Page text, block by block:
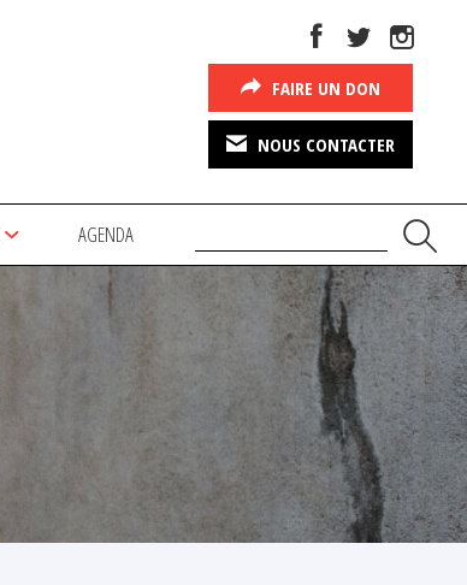
FAIRE UN DON
NOUS CONTACTER
AGENDA